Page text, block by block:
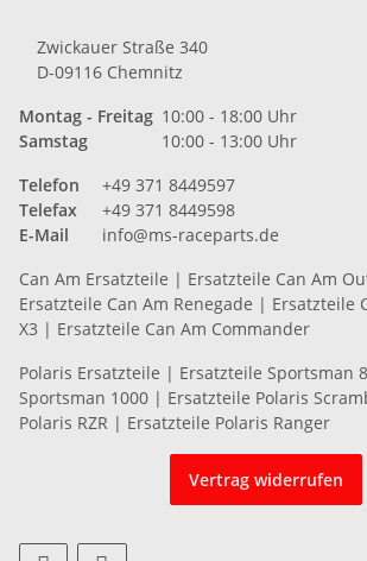
Zwickauer Straße 340
D-09116 Chemnitz
Montag - Freitag 10:00 - 18:00 Uhr
Samstag
10:00 - 13:00 Uhr
Telefon
+49 371 8449597
Telefax
+49 371 8449598
E-Mail
info@ms-raceparts.de
Can Am Ersatzteile | Ersatzteile Can Am
Ersatzteile Can Am Renegade | Ersatzteile
X3 | Ersatzteile Can Am Commander
Polaris Ersatzteile | Ersatzteile Sportsman
Sportsman 1000 | Ersatzteile Polaris
Polaris RZR | Ersatzteile Polaris Ranger
Vertrag widerrufen